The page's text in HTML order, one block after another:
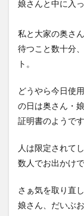
娘さんと中に入
私と大家の奥さ
待つこと数十分
ト。
どうやら今日使
の日は奥さん・
証明書のようです
人は限定されて
数人でお出かけ
さぁ気を取り直
娘さん、だいぶ